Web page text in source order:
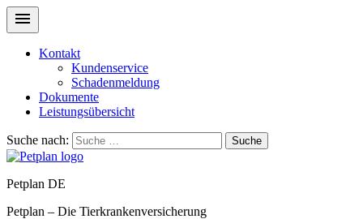
Kontakt
Kundenservice
Schadenmeldung
Dokumente
Leistungsübersicht
Suche nach: Suche
Petplan DE
Petplan – Die Tierkrankenversicherung